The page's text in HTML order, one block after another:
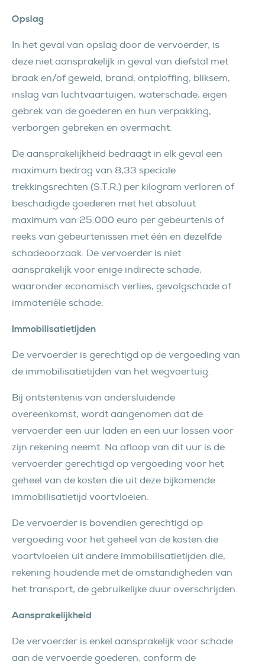
Opslag
In het geval van opslag door de vervoerder, is
deze niet aansprakelijk in geval van diefstal met
braak en/of geweld, brand, ontploffing, bliksem,
inslag van luchtvaartuigen, waterschade, eigen
gebrek van de goederen en hun verpakking,
verborgen gebreken en overmacht.
De aansprakelijkheid bedraagt in elk geval een
maximum bedrag van 8,33 speciale
trekkingsrechten (S.T.R.) per kilogram verloren of
beschadigde goederen met het absoluut
maximum van 25.000 euro per gebeurtenis of
reeks van gebeurtenissen met één en dezelfde
schadeoorzaak. De vervoerder is niet
aansprakelijk voor enige indirecte schade,
waaronder economisch verlies, gevolgschade of
immateriële schade.
Immobilisatietijden
De vervoerder is gerechtigd op de vergoeding van
de immobilisatietijden van het wegvoertuig.
Bij ontstentenis van andersluidende
overeenkomst, wordt aangenomen dat de
vervoerder een uur laden en een uur lossen voor
zijn rekening neemt. Na afloop van dit uur is de
vervoerder gerechtigd op vergoeding voor het
geheel van de kosten die uit deze bijkomende
immobilisatietijd voortvloeien.
De vervoerder is bovendien gerechtigd op
vergoeding voor het geheel van de kosten die
voortvloeien uit andere immobilisatietijden die,
rekening houdende met de omstandigheden van
het transport, de gebruikelijke duur overschrijden.
Aansprakelijkheid
De vervoerder is enkel aansprakelijk voor schade
aan de vervoerde goederen, conform de